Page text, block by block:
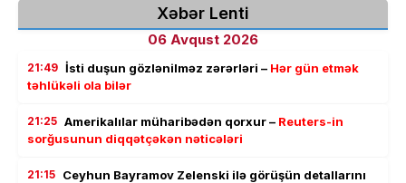
Xəbər Lenti
06 Avqust 2026
21:49 İsti duşun gözlənilməz zərərləri – Hər gün etmək
təhlükəli ola bilər
21:25 Amerikalılar müharibədən qorxur – Reuters-in
sorğusunun diqqətçəkən nəticələri
21:15 Ceyhun Bayramov Zelenski ilə görüşün detallarını